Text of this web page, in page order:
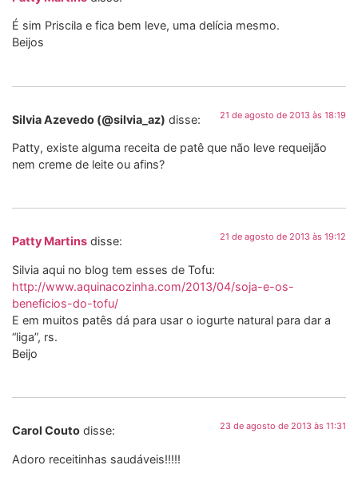
É sim Priscila e fica bem leve, uma delícia mesmo.
Beijos
Silvia Azevedo (@silvia_az) disse: 21 de agosto de 2013 às 18:19
Patty, existe alguma receita de patê que não leve requeijão
nem creme de leite ou afins?
Patty Martins disse: 21 de agosto de 2013 às 19:12
Silvia aqui no blog tem esses de Tofu:
http://www.aquinacozinha.com/2013/04/soja-e-os-
beneficios-do-tofu/
E em muitos patês dá para usar o iogurte natural para dar a
“liga”, rs.
Beijo
Carol Couto disse: 23 de agosto de 2013 às 11:31
Adoro receitinhas saudáveis!!!!!